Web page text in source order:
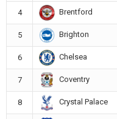
4 Brentford
5 Brighton
6 Chelsea
7 Coventry
8 Crystal Palace